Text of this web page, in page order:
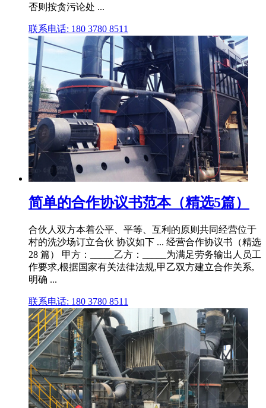
否则按贪污论处 ...
联系电话: 180 3780 8511
简单的合作协议书范本（精选5篇）
合伙人双方本着公平、平等、互利的原则共同经营位于
村的洗沙场订立合伙 协议如下 ... 经营合作协议书（精选
28 篇） 甲方：_____乙方：_____为满足劳务输出人员工
作要求,根据国家有关法律法规,甲乙双方建立合作关系,
明确 ...
联系电话: 180 3780 8511